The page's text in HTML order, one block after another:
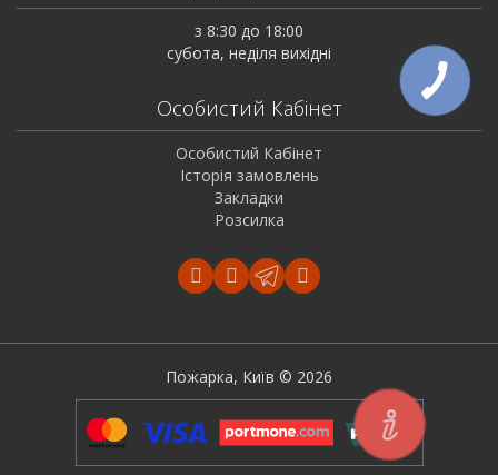
з 8:30 до 18:00
субота, неділя вихідні
Особистий Кабінет
Особистий Кабінет
Історія замовлень
Закладки
Розсилка
Пожарка, Київ © 2026